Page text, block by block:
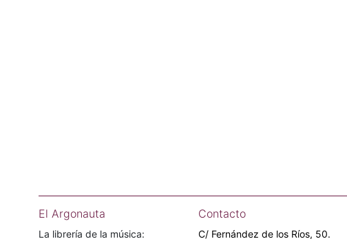
El Argonauta
La librería de la música:
Contacto
C/ Fernández de los Ríos, 50.